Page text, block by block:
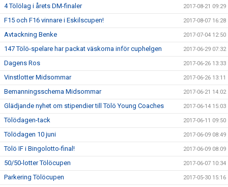
4 Tölölag i årets DM-finaler 2017-08-21 09:29
F15 och F16 vinnare i Eskilscupen! 2017-08-07 16:28
Avtackning Benke 2017-07-04 12:50
147 Tölö-spelare har packat väskorna inför cuphelgen 2017-06-29 07:32
Dagens Ros 2017-06-26 13:33
Vinstlotter Midsommar 2017-06-26 13:11
Bemanningsschema Midsommar 2017-06-21 14:02
Glädjande nyhet om stipendier till Tölö Young Coaches 2017-06-14 15:03
Tölödagen-tack 2017-06-11 09:50
Tölödagen 10 juni 2017-06-09 08:49
Tölö IF i Bingolotto-final! 2017-06-09 08:09
50/50-lotter Tölöcupen 2017-06-07 10:34
Parkering Tölöcupen 2017-05-30 15:16